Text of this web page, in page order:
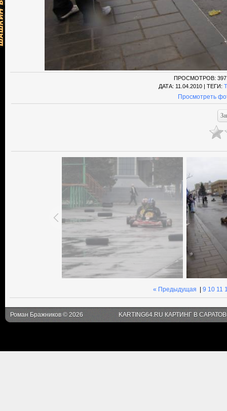
ПРОСМОТРОВ:
ДАТА: 11.04.2010 | ТЕГИ:
Просмотреть
« Предыдущая 9 10 11
Роман Бражников © 2026 KARTING64.RU КАРТИНГ В